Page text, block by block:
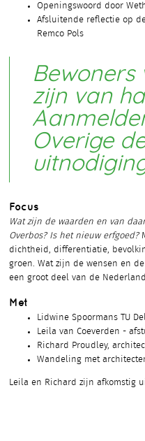
Openingswoord door
Afsluitende reflectie op
Remco Pols
Bewoners
zijn van
Overige
Focus
Wat zijn de waarden en van
Overbos? Is het nieuw erfgoed?
dichtheid, differentiatie,
groen. Wat zijn de wensen en
een groot deel van de
Met
Lidwine Spoormans TU
Leila van Coeverden -
Richard Proudley,
Wandeling met
Leila en Richard zijn afkomstig